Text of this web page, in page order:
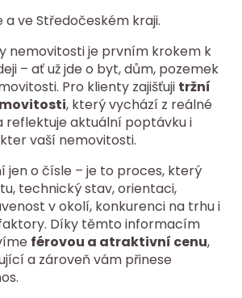
a ve Středočeském kraji.
nemovitosti je prvním krokem k
– ať už jde o byt, dům, pozemek
Pro klienty zajišťuji tržní
, který vychází z reálné
reflektuje aktuální poptávku i
vaší nemovitosti.
jen o čísle – je to proces, který
technický stav, orientaci,
v okolí, konkurenci na trhu i
Díky těmto informacím
férovou a atraktivní cenu,
a zároveň vám přinese